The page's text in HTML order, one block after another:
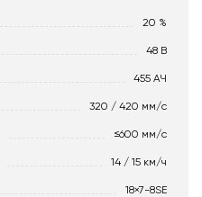
20 %
48 В
455 АЧ
320 / 420 мм/с
≤600 мм/с
14 / 15 км/ч
18×7-8SE